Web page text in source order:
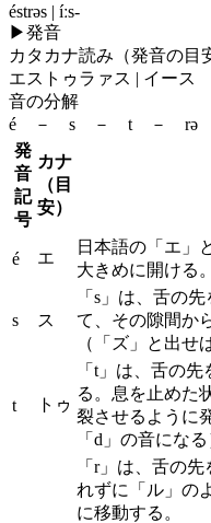
éstrəs | íːs-
▶発音
カタカナ読み（発音の目
エストゥラァス | イース
音の分解
é － s － t － rə
発
音
記
号
カナ
（目
安）
é エ
日本語の「エ」
大きめに開ける。
s ス
「s」は、舌の
て、その隙間か
（「ズ」と出せ
t トゥ
「t」は、舌の
る。息を止めた
裂させるように
「d」の音になる
「r」は、舌の
れずに「ル」の
に移動する。